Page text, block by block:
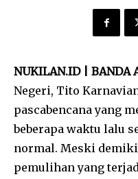
NUKILAN.ID | BANDA
Negeri, Tito
pascabencana yang
beberapa waktu lalu
normal. Meski
pemulihan yang